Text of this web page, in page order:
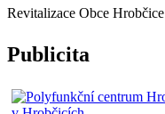
Revitalizace Obce Hrobčice
Publicita